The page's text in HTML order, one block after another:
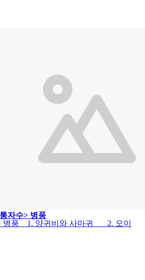
자수> 병풍
병풍 1. 양귀비와 사마귀 2. 오이